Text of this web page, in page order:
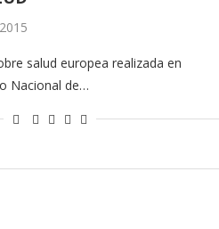
salud europea realizada en
Nacional de…